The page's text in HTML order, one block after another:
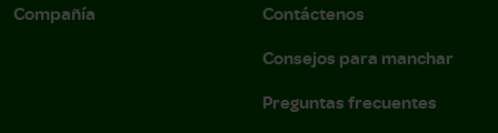
Compañía
Contáctenos
Consejos para manchar
Preguntas frecuentes